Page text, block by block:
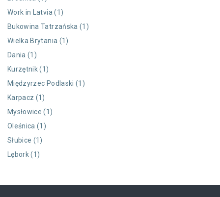
Work in Latvia (1)
Bukowina Tatrzańska (1)
Wielka Brytania (1)
Dania (1)
Kurzętnik (1)
Międzyrzec Podlaski (1)
Karpacz (1)
Mysłowice (1)
Oleśnica (1)
Słubice (1)
Lębork (1)